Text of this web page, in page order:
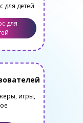
для
для детей
игры,